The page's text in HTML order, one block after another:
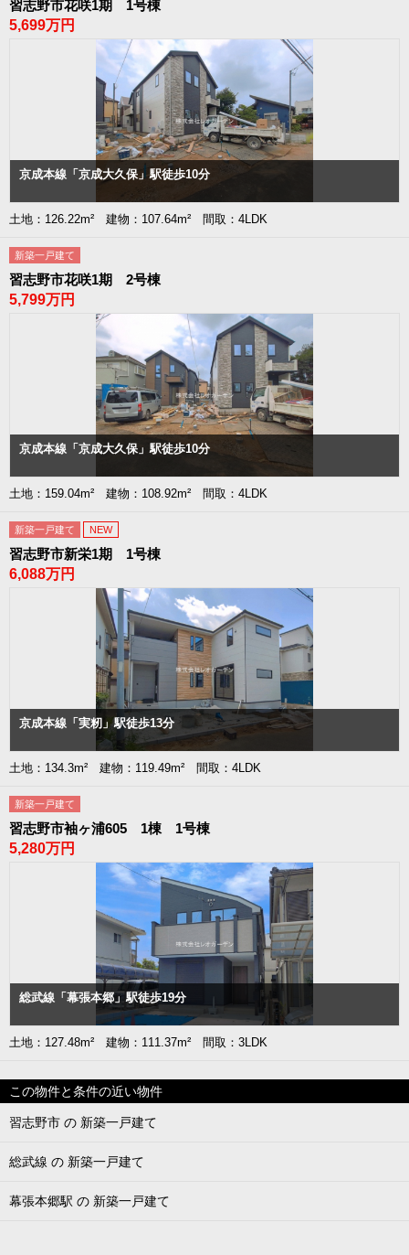
習志野市花咲1期 1号棟
5,699万円
京成本線「京成大久保」駅徒歩10分
土地：126.22m² 建物：107.64m² 間取：4LDK
新築一戸建て
習志野市花咲1期 2号棟
5,799万円
京成本線「京成大久保」駅徒歩10分
土地：159.04m² 建物：108.92m² 間取：4LDK
新築一戸建て NEW
習志野市新栄1期 1号棟
6,088万円
京成本線「実籾」駅徒歩13分
土地：134.3m² 建物：119.49m² 間取：4LDK
新築一戸建て
習志野市袖ヶ浦605 1棟 1号棟
5,280万円
総武線「幕張本郷」駅徒歩19分
土地：127.48m² 建物：111.37m² 間取：3LDK
この物件と条件の近い物件
習志野市 の 新築一戸建て
総武線 の 新築一戸建て
幕張本郷駅 の 新築一戸建て